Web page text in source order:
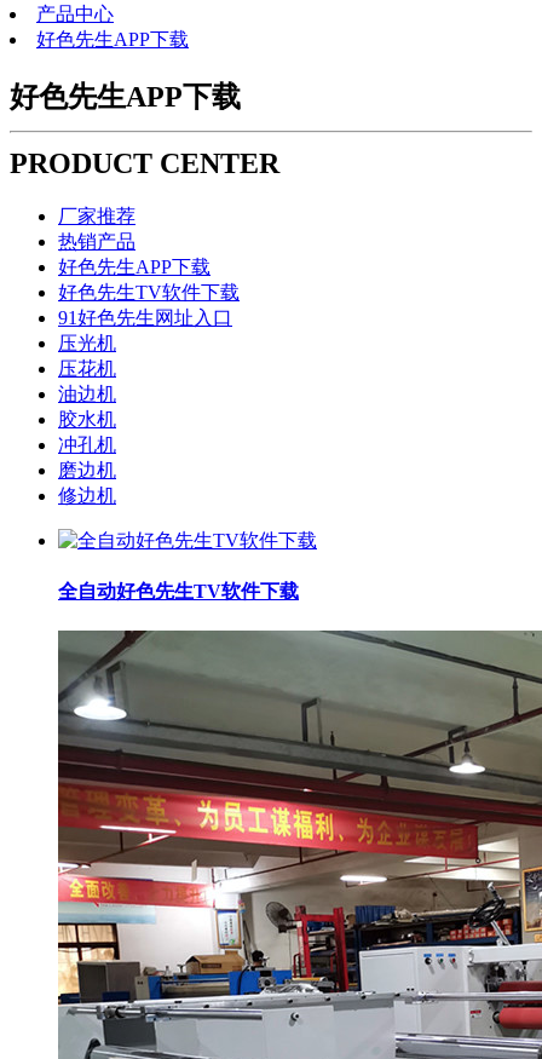
产品中心
好色先生APP下载
好色先生APP下载
PRODUCT CENTER
厂家推荐
热销产品
好色先生APP下载
好色先生TV软件下载
91好色先生网址入口
压光机
压花机
油边机
胶水机
冲孔机
磨边机
修边机
全自动好色先生TV软件下载